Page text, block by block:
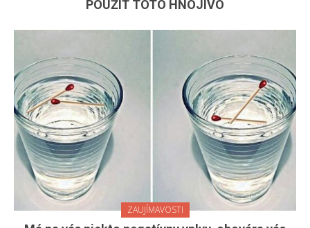
POUŽIŤ TOTO HNOJIVO
ZAUJÍMAVOSTI